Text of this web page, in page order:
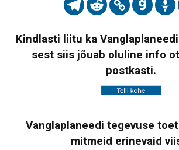
Kindlasti liitu ka
sest siis jõuab oluline info
postkasti.
Vanglaplaneedi tegevuse
mitmeid erinevaid